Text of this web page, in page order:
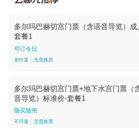
多尔玛巴赫切宫门票（含语音导览）成
套餐1
可订今日
条件退 无需换票
多尔玛巴赫切宫门票+地下水宫门票（
音导览）标准价-套餐1
随买随用
不可退 无需换票